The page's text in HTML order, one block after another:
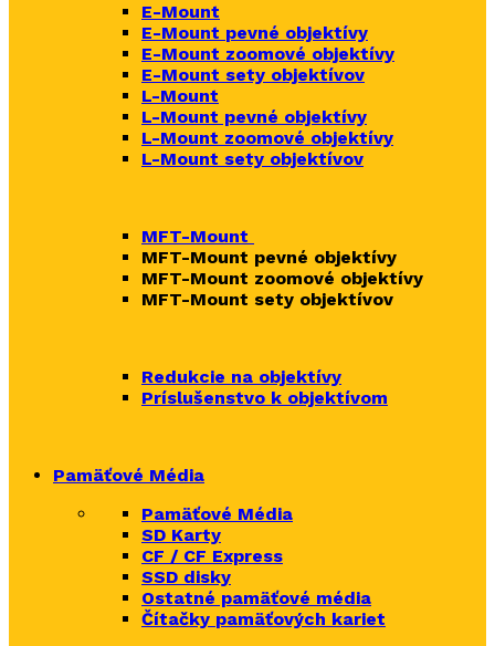
E-Mount
E-Mount pevné objektívy
E-Mount zoomové objektívy
E-Mount sety objektívov
L-Mount
L-Mount pevné objektívy
L-Mount zoomové objektívy
L-Mount sety objektívov
MFT-Mount
MFT-Mount pevné objektívy
MFT-Mount zoomové objektívy
MFT-Mount sety objektívov
Redukcie na objektívy
Príslušenstvo k objektívom
Pamäťové Média
Pamäťové Média
SD Karty
CF / CF Express
SSD disky
Ostatné pamäťové média
Čítačky pamäťových kariet